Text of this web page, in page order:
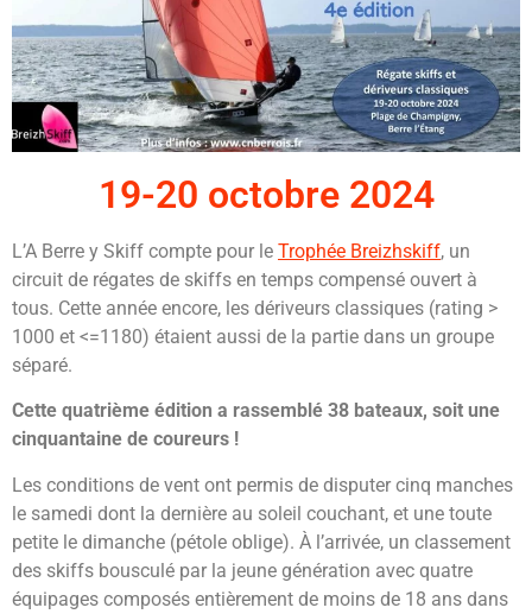
19-20 octobre 2024
L’A Berre y Skiff compte pour le Trophée Breizhskiff, un
circuit de régates de skiffs en temps compensé ouvert à
tous. Cette année encore, les dériveurs classiques (rating >
1000 et <=1180) étaient aussi de la partie dans un groupe
séparé.
Cette quatrième édition a rassemblé 38 bateaux, soit une
cinquantaine de coureurs !
Les conditions de vent ont permis de disputer cinq manches
le samedi dont la dernière au soleil couchant, et une toute
petite le dimanche (pétole oblige). À l’arrivée, un classement
des skiffs bousculé par la jeune génération avec quatre
équipages composés entièrement de moins de 18 ans dans